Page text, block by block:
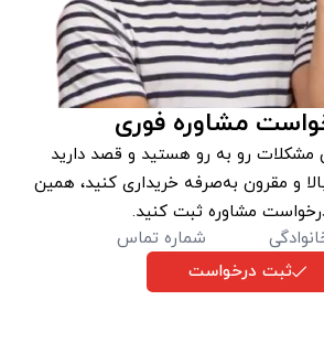
مشاوره فوری
مشکلات رو به رو هستید و قصد دارید
و مقرون به‌صرفه خریداری کنید، همین
مشاوره ثبت کنید.
ثبت درخواست